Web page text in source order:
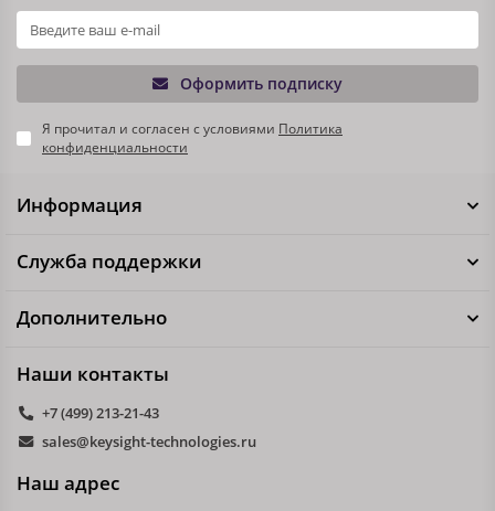
Оформить подписку
Я прочитал и согласен с условиями Политика
конфиденциальности
Информация
Служба поддержки
Дополнительно
Наши контакты
+7 (499) 213-21-43
sales@keysight-technologies.ru
Наш адрес